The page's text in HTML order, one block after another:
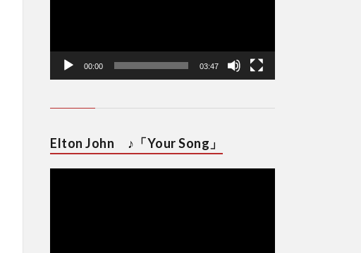
00:00 03:47
Elton John ♪「Your Song」
動